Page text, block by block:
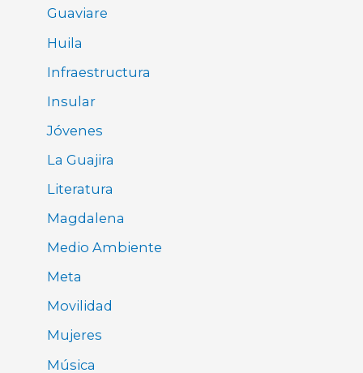
Guaviare
Huila
Infraestructura
Insular
Jóvenes
La Guajira
Literatura
Magdalena
Medio Ambiente
Meta
Movilidad
Mujeres
Música